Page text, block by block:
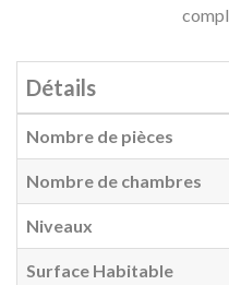
Détails
Nombre de pièces
Nombre de chambres
Niveaux
Surface Habitable